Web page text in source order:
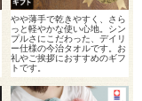
やや薄手で乾きやすく、さら
っと軽やかな使い心地。シン
プルさにこだわった、デイリ
ー仕様の今治タオルです。お
礼やご挨拶におすすめのギフ
トです。